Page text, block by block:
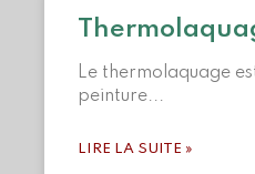
Le thermolaquage
peinture
LIRE LA SUITE »